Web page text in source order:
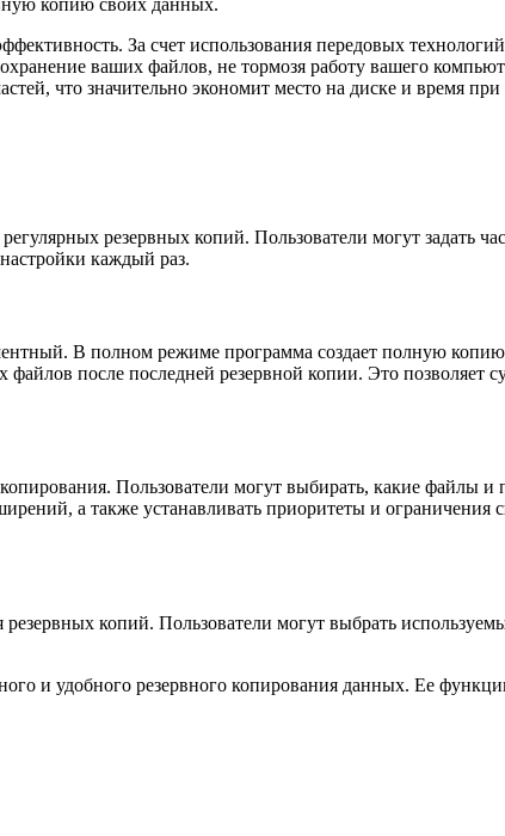
За счет использования передовых
ваших файлов, не тормозя работу вашего
что значительно экономит место на диске и время
резервных копий. Пользователи могут задать
каждый раз.
В полном режиме программа создает полную
после последней резервной копии. Это позволяет
Пользователи могут выбирать, какие файлы
а также устанавливать приоритеты и ограничения
копий. Пользователи могут выбрать
и удобного резервного копирования данных. Ее